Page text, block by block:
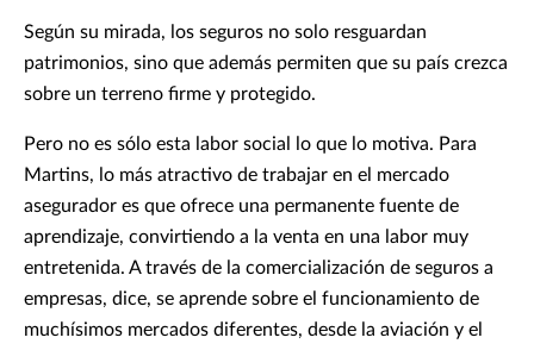
Según su mirada, los seguros no solo resguardan
patrimonios, sino que además permiten que su país crezca
sobre un terreno firme y protegido.
Pero no es sólo esta labor social lo que lo motiva. Para
Martins, lo más atractivo de trabajar en el mercado
asegurador es que ofrece una permanente fuente de
aprendizaje, convirtiendo a la venta en una labor muy
entretenida. A través de la comercialización de seguros a
empresas, dice, se aprende sobre el funcionamiento de
muchísimos mercados diferentes, desde la aviación y el